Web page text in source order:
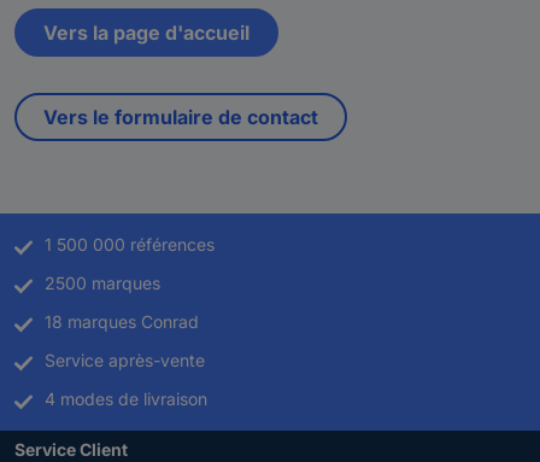
Vers la page d'accueil
Vers le formulaire de contact
1 500 000 références
2500 marques
18 marques Conrad
Service après-vente
4 modes de livraison
Service Client